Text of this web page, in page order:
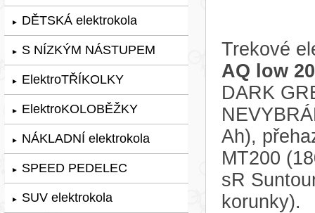
► DĚTSKÁ elektrokola
► S NÍZKÝM NÁSTUPEM
► ElektroTŘÍKOLKY
► ElektroKOLOBĚŽKY
► NÁKLADNÍ elektrokola
► SPEED PEDELEC
► SUV elektrokola
Trekové
AQ low
DARK
Ah),
MT200
sR
korunky).